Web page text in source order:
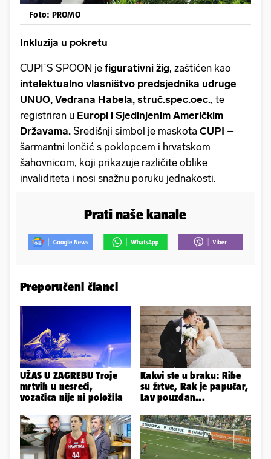
Foto: PROMO
Inkluzija u pokretu
CUPI`S SPOON je figurativni žig, zaštićen kao
intelektualno vlasništvo predsjednika udruge
UNUO, Vedrana Habela, struč.spec.oec., te
registriran u Europi i Sjedinjenim Američkim
Državama. Središnji simbol je maskota CUPI –
šarmantni lončić s poklopcem i hrvatskom
šahovnicom, koji prikazuje različite oblike
invaliditeta i nosi snažnu poruku jednakosti.
Prati naše kanale
Preporučeni članci
UŽAS U ZAGREBU Troje
mrtvih u nesreći,
vozačica nije ni položila
Kakvi ste u braku: Ribe
su žrtve, Rak je papučar,
Lav pouzdan...